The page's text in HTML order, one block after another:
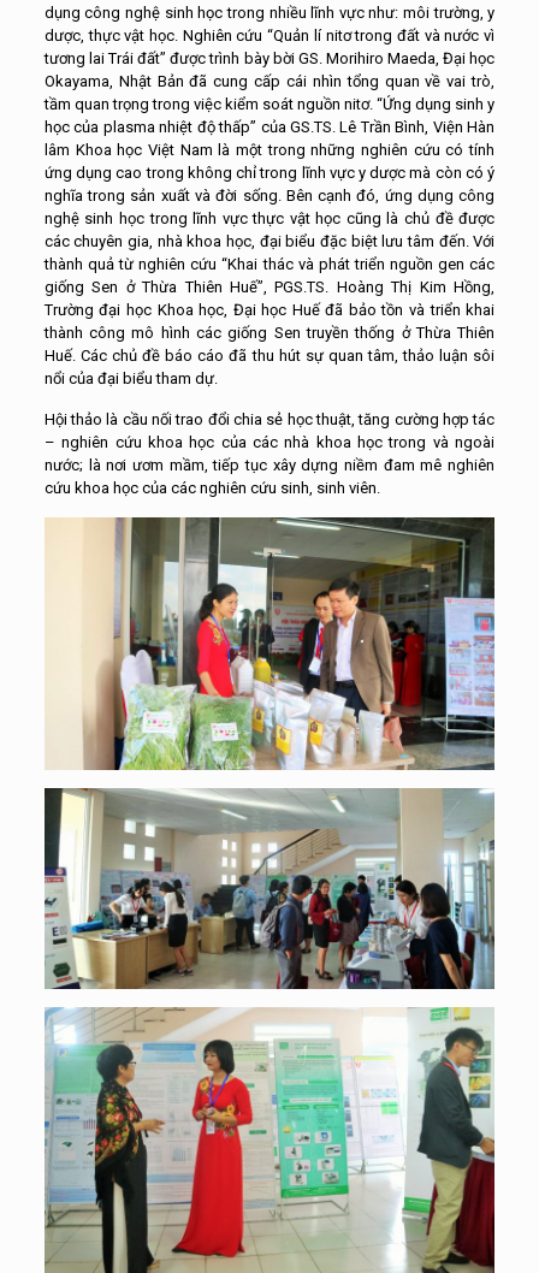
dụng công nghệ sinh học trong nhiều lĩnh vực như: môi trường, y
dược, thực vật học. Nghiên cứu “Quản lí nitơ trong đất và nước vì
tương lai Trái đất” được trình bày bời GS. Morihiro Maeda, Đại học
Okayama, Nhật Bản đã cung cấp cái nhìn tổng quan về vai trò,
tầm quan trọng trong việc kiểm soát nguồn nitơ. “Ứng dụng sinh y
học của plasma nhiệt độ thấp” của GS.TS. Lê Trần Bình, Viện Hàn
lâm Khoa học Việt Nam là một trong những nghiên cứu có tính
ứng dụng cao trong không chỉ trong lĩnh vực y dược mà còn có ý
nghĩa trong sản xuất và đời sống. Bên cạnh đó, ứng dụng công
nghệ sinh học trong lĩnh vực thực vật học cũng là chủ đề được
các chuyên gia, nhà khoa học, đại biểu đặc biệt lưu tâm đến. Với
thành quả từ nghiên cứu “Khai thác và phát triển nguồn gen các
giống Sen ở Thừa Thiên Huế”, PGS.TS. Hoàng Thị Kim Hồng,
Trường đại học Khoa học, Đại học Huế đã bảo tồn và triển khai
thành công mô hình các giống Sen truyền thống ở Thừa Thiên
Huế. Các chủ đề báo cáo đã thu hút sự quan tâm, thảo luận sôi
nổi của đại biểu tham dự.
Hội thảo là cầu nối trao đổi chia sẻ học thuật, tăng cường hợp tác
– nghiên cứu khoa học của các nhà khoa học trong và ngoài
nước; là nơi ươm mầm, tiếp tục xây dựng niềm đam mê nghiên
cứu khoa học của các nghiên cứu sinh, sinh viên.